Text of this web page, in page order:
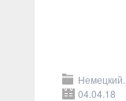
Немецкий.
04.04.18